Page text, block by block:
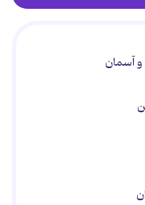
و آسمان